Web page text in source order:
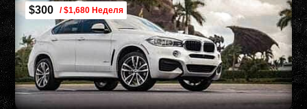
$300 / $1,680 Неделя